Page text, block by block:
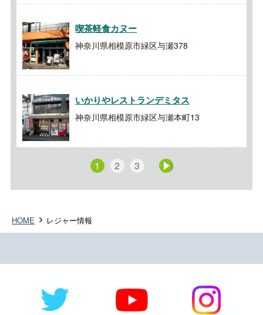
喫茶軽食カヌー
神奈川県相模原市緑区与瀬378
いかりやレストランデミタス
神奈川県相模原市緑区与瀬本町13
1 2 3 次へ »
HOME レジャー情報